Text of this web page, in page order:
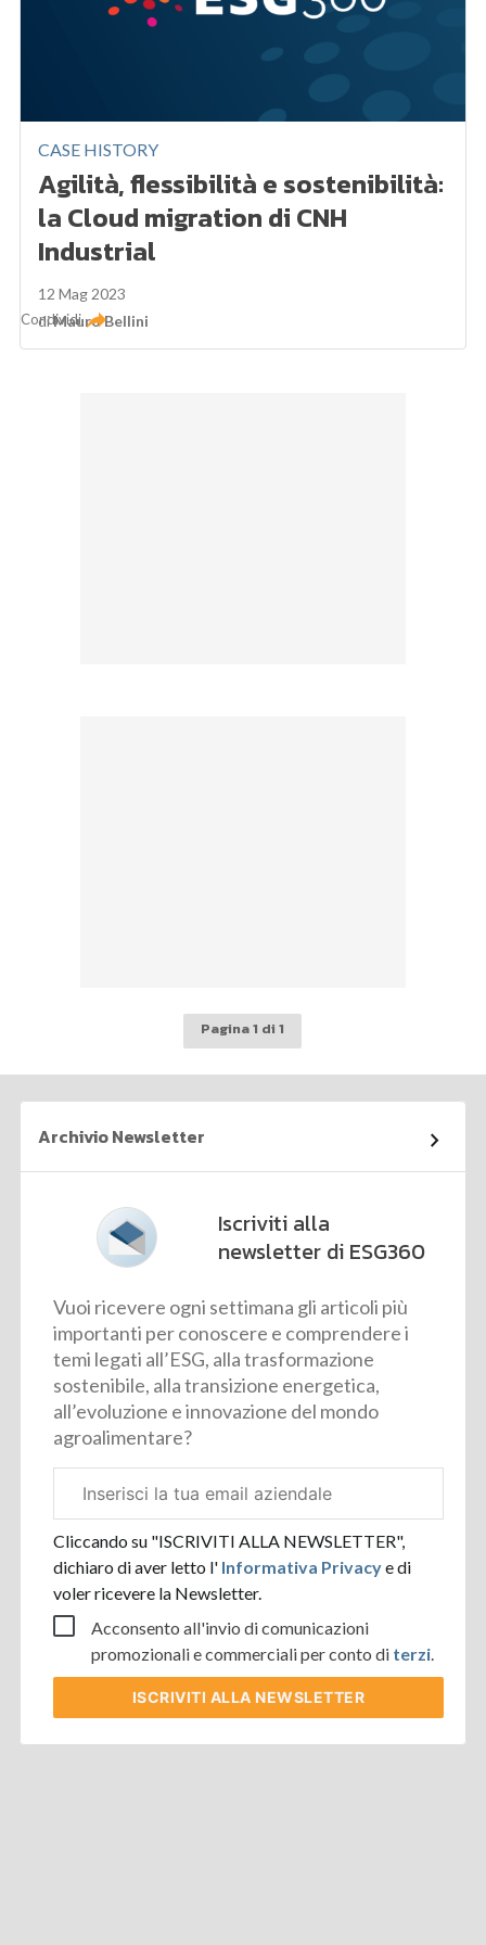
CASE HISTORY
Agilità, flessibilità e sostenibilità:
la Cloud migration di CNH
Industrial
12 Mag 2023
diMauro Bellini
Condividi
Pagina 1 di 1
Archivio Newsletter
Iscriviti alla
newsletter di ESG360
Vuoi ricevere ogni settimana gli articoli più
importanti per conoscere e comprendere i
temi legati all’ESG, alla trasformazione
sostenibile, alla transizione energetica,
all’evoluzione e innovazione del mondo
agroalimentare?
aziendale
Cliccando su "ISCRIVITI ALLA NEWSLETTER",
dichiaro di aver letto l' Informativa Privacye di
voler ricevere la Newsletter.
Acconsento all'invio di comunicazioni
promozionali e commerciali per conto di terzi.
ISCRIVITI ALLA NEWSLETTER